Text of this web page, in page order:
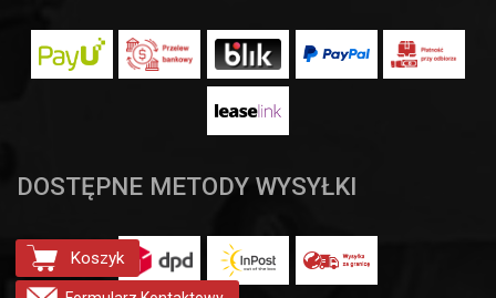
DOSTĘPNE METODY WYSYŁKI
Koszyk